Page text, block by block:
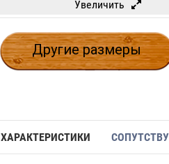
Увеличить
Другие размеры
ХАРАКТЕРИСТИКИ